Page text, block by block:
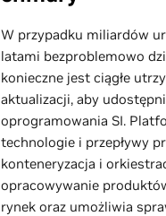
W przypadku miliardów
latami bezproblemowo
konieczne jest ciągłe
aktualizacji, aby
oprogramowania SI.
technologie i przepływy
konteneryzacja i
opracowywanie
rynek oraz umożliwia